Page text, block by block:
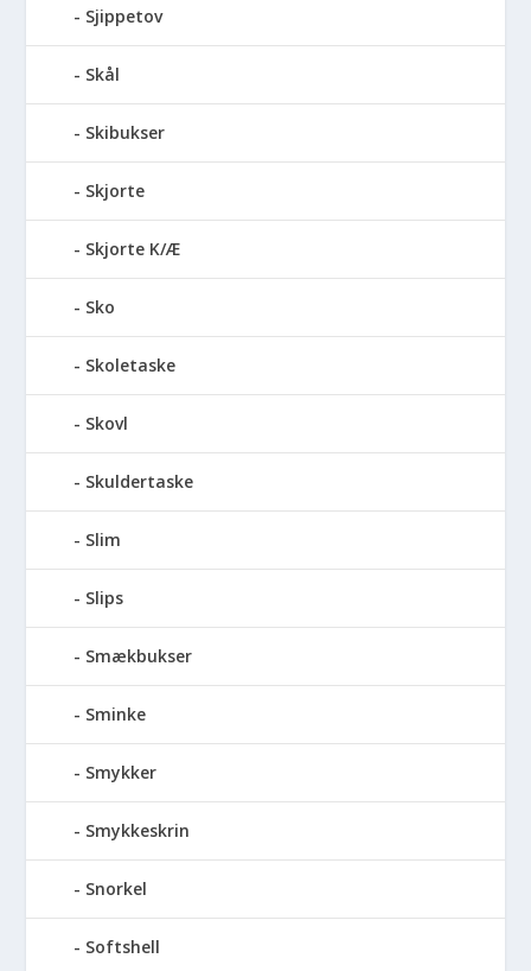
Sjippetov
Skål
Skibukser
Skjorte
Skjorte K/Æ
Sko
Skoletaske
Skovl
Skuldertaske
Slim
Slips
Smækbukser
Sminke
Smykker
Smykkeskrin
Snorkel
Softshell